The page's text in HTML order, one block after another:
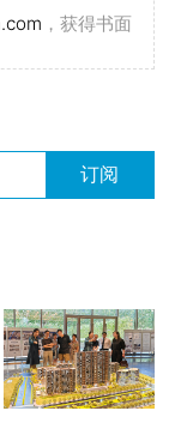
，获得书面
订阅